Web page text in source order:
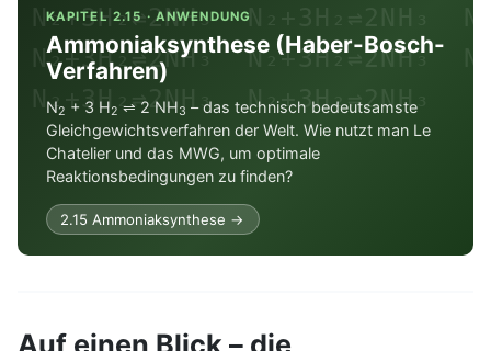
N₂+3H₂⇌2NH₃ N₂+3H₂⇌2NH₃
N₂+3H₂⇌2NH₃ N₂+3H₂⇌2NH₃
N₂+3H₂⇌2NH₃ N₂+3H₂⇌2NH₃
KAPITEL 2.15 · ANWENDUNG
Ammoniaksynthese (Haber-Bosch-
Verfahren)
N2 + 3 H2 ⇌ 2 NH3 – das technisch bedeutsamste
Gleichgewichtsverfahren der Welt. Wie nutzt man Le
Chatelier und das MWG, um optimale
Reaktionsbedingungen zu finden?
2.15 Ammoniaksynthese →